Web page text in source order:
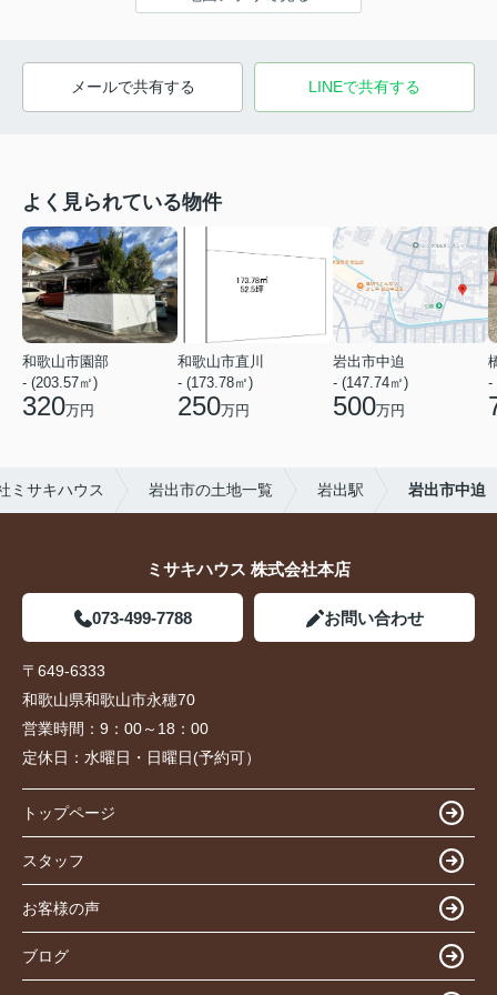
メールで共有する LINEで共有する
よく見られている物件
和歌山市園部
- (203.57㎡)
320万円
和歌山市直川
- (173.78㎡)
250万円
岩出市中迫
- (147.74㎡)
500万円
-
ミサキハウス 岩出市の土地一覧 岩出駅 岩出市中迫
ミサキハウス 株式会社本店
073-499-7788 お問い合わせ
〒649-6333
和歌山県和歌山市永穂70
営業時間： 9：00～18：00
定休日： 水曜日・日曜日(予約可）
トップページ
スタッフ
お客様の声
ブログ